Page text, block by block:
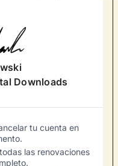
Downloads
tu cuenta en
las renovaciones